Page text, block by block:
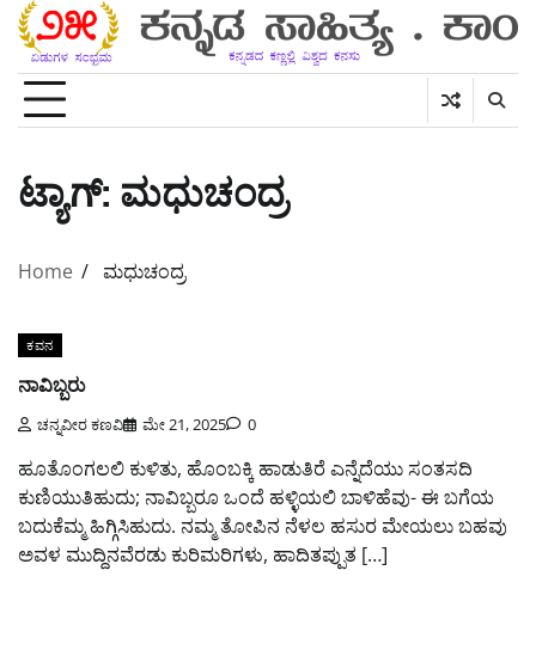
Skip
content
ಟ್ಯಾಗ್: ಮಧುಚಂದ್ರ
Home ಮಧುಚಂದ್ರ
ಕವನ
ನಾವಿಬ್ಬರು
ಚನ್ನವೀರ ಕಣವಿ ಮೇ 21, 2025 0
ಹೂತೊಂಗಲಲಿ ಕುಳಿತು, ಹೊಂಬಕ್ಕಿ ಹಾಡುತಿರೆ ಎನ್ನೆದೆಯು ಸಂತಸದಿ
ಕುಣಿಯುತಿಹುದು; ನಾವಿಬ್ಬರೂ ಒಂದೆ ಹಳ್ಳಿಯಲಿ ಬಾಳಿಹೆವು- ಈ ಬಗೆಯ
ಬದುಕೆಮ್ಮ ಹಿಗ್ಗಿಸಿಹುದು. ನಮ್ಮ ತೋಪಿನ ನೆಳಲ ಹಸುರ ಮೇಯಲು ಬಹವು
ಅವಳ ಮುದ್ದಿನವೆರಡು ಕುರಿಮರಿಗಳು, ಹಾದಿತಪ್ಪುತ […]